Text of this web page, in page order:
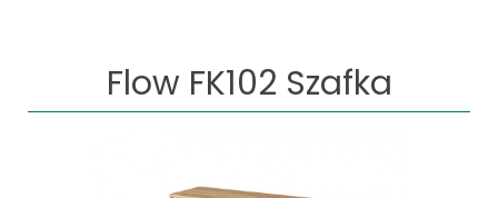
Flow FK102 Szafka